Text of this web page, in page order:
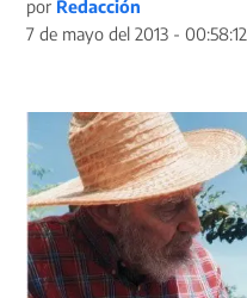
por Redacción
7 de mayo del 2013 - 00:58:12